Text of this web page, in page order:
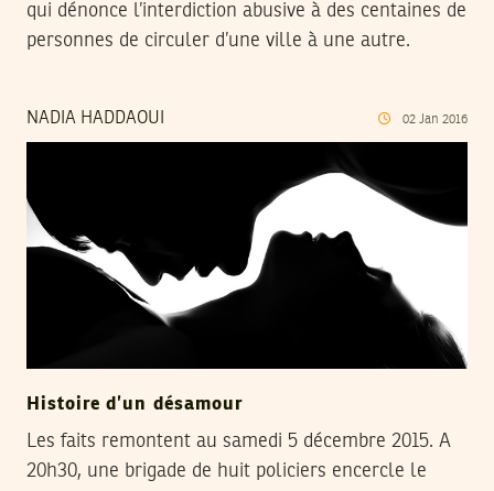
qui dénonce l’interdiction abusive à des centaines de
personnes de circuler d’une ville à une autre.
NADIA HADDAOUI 02 Jan 2016
Histoire d’un désamour
Les faits remontent au samedi 5 décembre 2015. A
20h30, une brigade de huit policiers encercle le